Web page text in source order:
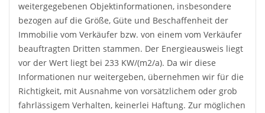
weitergegebenen Objektinformationen, insbesondere
bezogen auf die Größe, Güte und Beschaffenheit der
Immobilie vom Verkäufer bzw. von einem vom Verkäufer
beauftragten Dritten stammen. Der Energieausweis liegt
vor der Wert liegt bei 233 KW/(m2/a). Da wir diese
Informationen nur weitergeben, übernehmen wir für die
Richtigkeit, mit Ausnahme von vorsätzlichem oder grob
fahrlässigem Verhalten, keinerlei Haftung. Zur möglichen